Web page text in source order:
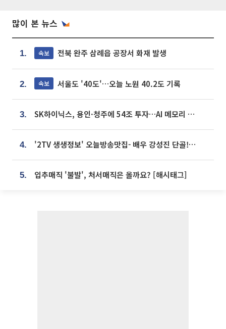
많이 본 뉴스
1. 속보 전북 완주 삼례읍 공장서 화재 발생
2. 속보 서울도 '40도'…오늘 노원 40.2도 기록
3. SK하이닉스, 용인·청주에 54조 투자…AI 메모리 생산기지 키운다
4. '2TV 생생정보' 오늘방송맛집- 배우 강성진 단골! 쌀국수ㆍ푸팟퐁 커리 맛집 '블○○○'
5. 입추매직 '불발', 처서매직은 올까요? [해시태그]